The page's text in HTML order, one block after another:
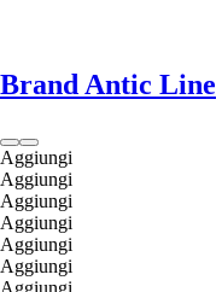
Brand Antic Line
Aggiungi
Aggiungi
Aggiungi
Aggiungi
Aggiungi
Aggiungi
Aggiungi